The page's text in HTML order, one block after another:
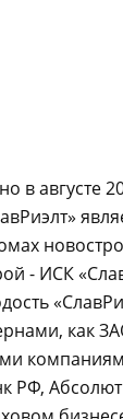
в августе
- ИСК
как
РФ,